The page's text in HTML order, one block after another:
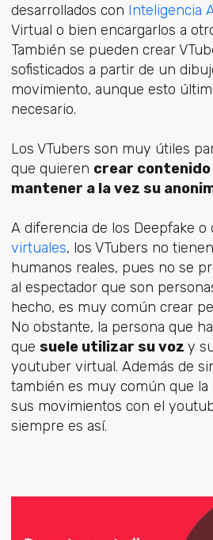
desarrollados con Inteligencia
Virtual o bien encargarlos a
También se pueden crear
sofisticados a partir de un
movimiento, aunque esto
necesario.
Los VTubers son muy útiles
que quieren crear contenido
mantener a la vez su
A diferencia de los Deepfake o
virtuales, los VTubers no
humanos reales, pues no se
al espectador que son
hecho, es muy común crear
No obstante, la persona que
que suele utilizar su voz y
youtuber virtual. Además de
también es muy común que
sus movimientos con el
siempre es así.